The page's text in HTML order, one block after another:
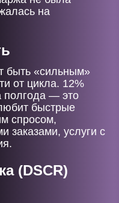
на
быть «сильным»
от цикла. 12%
полгода — это
быстрые
спросом,
заказами, услуги с
(DSCR)